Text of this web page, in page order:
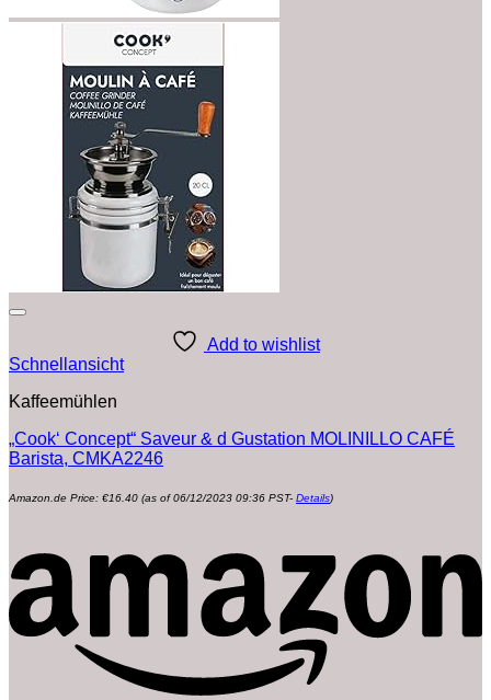
Add to wishlist
Schnellansicht
Kaffeemühlen
„Cook‘ Concept“ Saveur & d Gustation MOLINILLO CAFÉ
Barista, CMKA2246
Amazon.de Price: €16.40 (as of 06/12/2023 09:36 PST- Details)